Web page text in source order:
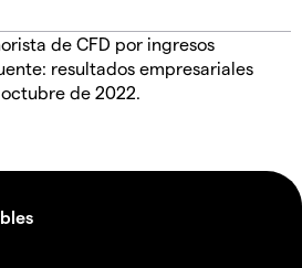
de CFD por ingresos
resultados empresariales
de 2022.